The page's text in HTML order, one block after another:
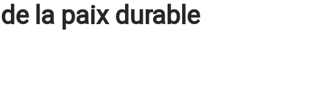
la paix durable